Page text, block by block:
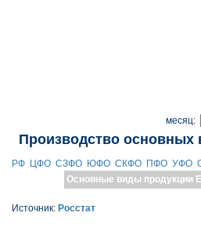
месяц:
Производство основных
РФ ЦФО СЗФО ЮФО СКФО ПФО УФО
Основные виды продукции
Источник: Росстат